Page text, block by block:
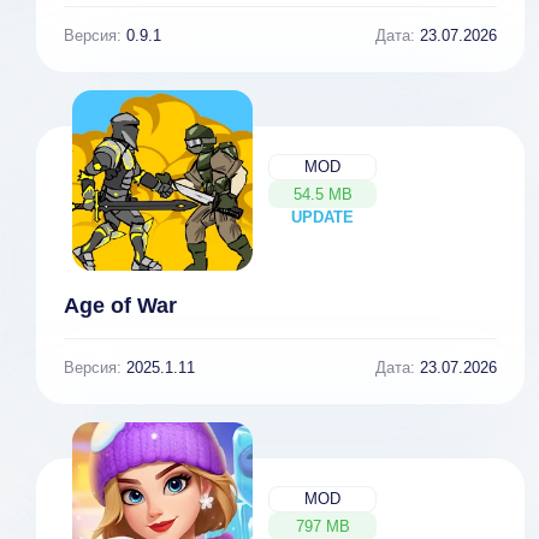
Версия: 0.9.1 Дата: 23.07.2026
MOD
54.5 MB
UPDATE
NEW
Age of War
Версия: 2025.1.11 Дата: 23.07.2026
MOD
797 MB